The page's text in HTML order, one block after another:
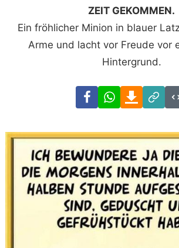
ZEIT GEKOMMEN.
Ein fröhlicher Minion in blauer
Arme und lacht vor Freude vor
Hintergrund.
FacebookWhatsApp
Link